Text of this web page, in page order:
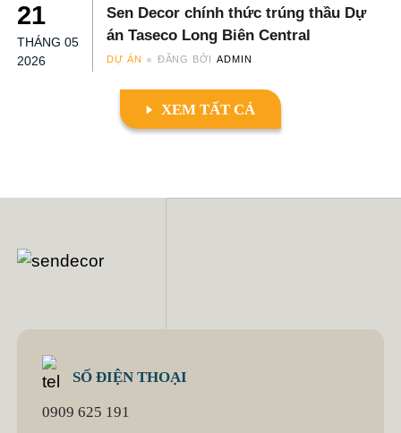
21
THÁNG 05
2026
Sen Decor chính thức trúng thầu Dự
án Taseco Long Biên Central
DỰ ÁN ĐĂNG BỞI ADMIN
XEM TẤT CẢ
SỐ ĐIỆN THOẠI
0909 625 191